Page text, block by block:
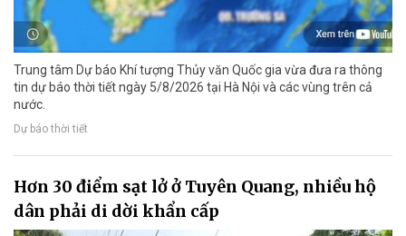
Trung tâm Dự báo Khí tượng Thủy văn Quốc gia vừa đưa ra thông
tin dự báo thời tiết ngày 5/8/2026 tại Hà Nội và các vùng trên cả
nước.
Dự báo thời tiết
Hơn 30 điểm sạt lở ở Tuyên Quang, nhiều hộ
dân phải di dời khẩn cấp